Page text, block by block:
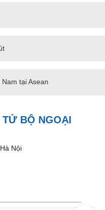
tại Asean
BỘ NGOẠI
Nội